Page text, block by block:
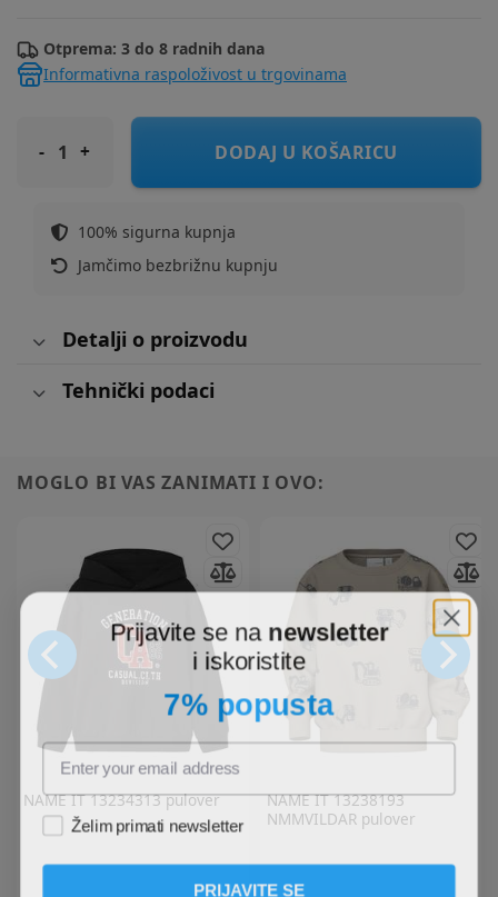
Otprema: 3 do 8 radnih dana
Informativna raspoloživost u trgovinama
COOL CLUB majica KR LCB3012995 NICKELODEON M Žuta 110
DODAJ U KOŠARICU
100% sigurna kupnja
Jamčimo bezbrižnu kupnju
Detalji o proizvodu
Tehnički podaci
MOGLO BI VAS ZANIMATI I OVO:
NAME IT13234313 pulover NAME IT13238193
NMMVILDAR pulover
Prijavite se na newsletter
i iskoristite
7% popusta
Želim primati newsletter
PRIJAVITE SE